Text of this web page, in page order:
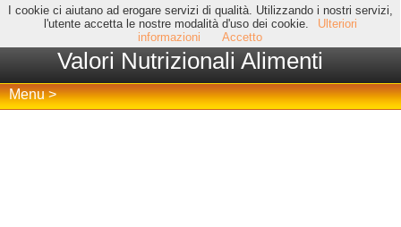
I cookie ci aiutano ad erogare servizi di qualità. Utilizzando i nostri servizi,
l'utente accetta le nostre modalità d'uso dei cookie.
Ulteriori
informazioni
Accetto
Valori Nutrizionali Alimenti
Menu >